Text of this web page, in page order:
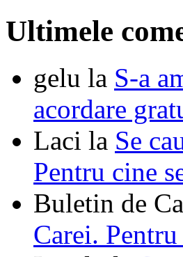
Ultimele
gelu la S-a
acordare
Laci la Se
Pentru cine
Buletin de
Carei.